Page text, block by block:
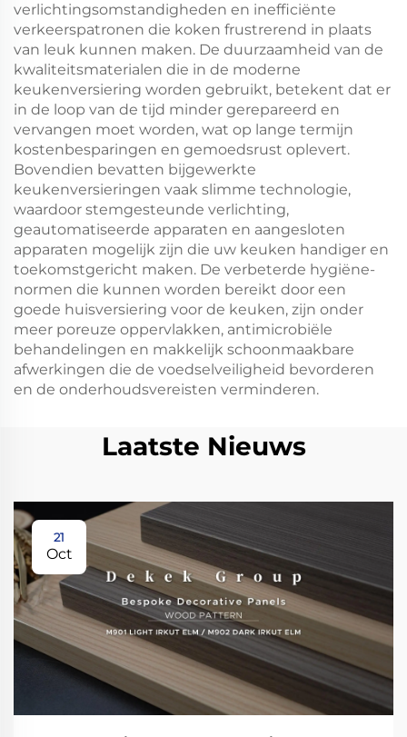
verlichtingsomstandigheden en inefficiënte
verkeerspatronen die koken frustrerend in plaats
van leuk kunnen maken. De duurzaamheid van de
kwaliteitsmaterialen die in de moderne
keukenversiering worden gebruikt, betekent dat er
in de loop van de tijd minder gerepareerd en
vervangen moet worden, wat op lange termijn
kostenbesparingen en gemoedsrust oplevert.
Bovendien bevatten bijgewerkte
keukenversieringen vaak slimme technologie,
waardoor stemgesteunde verlichting,
geautomatiseerde apparaten en aangesloten
apparaten mogelijk zijn die uw keuken handiger en
toekomstgericht maken. De verbeterde hygiëne-
normen die kunnen worden bereikt door een
goede huisversiering voor de keuken, zijn onder
meer poreuze oppervlakken, antimicrobiële
behandelingen en makkelijk schoonmaakbare
afwerkingen die de voedselveiligheid bevorderen
en de onderhoudsvereisten verminderen.
Laatste Nieuws
21
Oct